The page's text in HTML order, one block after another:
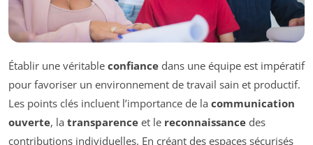
Établir une véritable confiance dans une équipe est impératif
pour favoriser un environnement de travail sain et productif.
Les points clés incluent l’importance de la communication
ouverte, la transparence et le reconnaissance des
contributions individuelles. En créant des espaces sécurisés